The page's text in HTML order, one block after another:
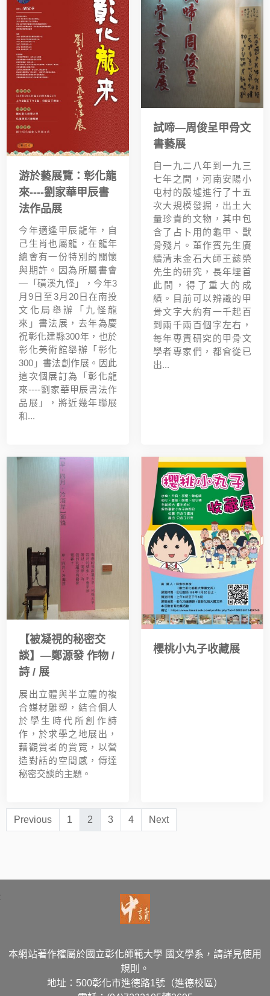
游於藝展覽：彰化龍
來----劉家華甲辰書
法作品展
今年適逢甲辰龍年，自
己生肖也屬龍，在龍年
總會有一份特別的關懷
與期許。因為所屬書會
—「磺溪九怪」，今年3
月9日至3月20日在南投
文化局舉辦「九怪龍
來」書法展，去年為慶
祝彰化建縣300年，也於
彰化美術館舉辦「彰化
300」書法創作展。因此
這次個展訂為「彰化龍
來----劉家華甲辰書法作
品展」，將近幾年聯展
和...
試啼—周俊呈甲骨文
書藝展
自一九二八年到一九三
七年之間，河南安陽小
屯村的殷墟進行了十五
次大規模發掘，出土大
量珍貴的文物，其中包
含了占卜用的龜甲、獸
骨殘片。董作賓先生賡
續清末金石大師王懿榮
先生的研究，長年埋首
此間，得了重大的成
績。目前可以辨識的甲
骨文字大約有一千起百
到兩千兩百個字左右，
每年專責研究的甲骨文
學者專家們，都會從已
出...
【被凝視的秘密交
談】—鄭源發 作物 /
詩 / 展
展出立體與半立體的複
合媒材雕塑，結合個人
於學生時代所創作詩
作，於求學之地展出，
藉觀賞者的賞覽，以營
造對話的空間感，傳達
秘密交談的主題。
櫻桃小丸子收藏展
Previous 1 2 3 4 Next
本網站著作權屬於國立彰化師範大學 國文學系，請詳見使用
規則。
地址：500彰化市進德路1號（進德校區）